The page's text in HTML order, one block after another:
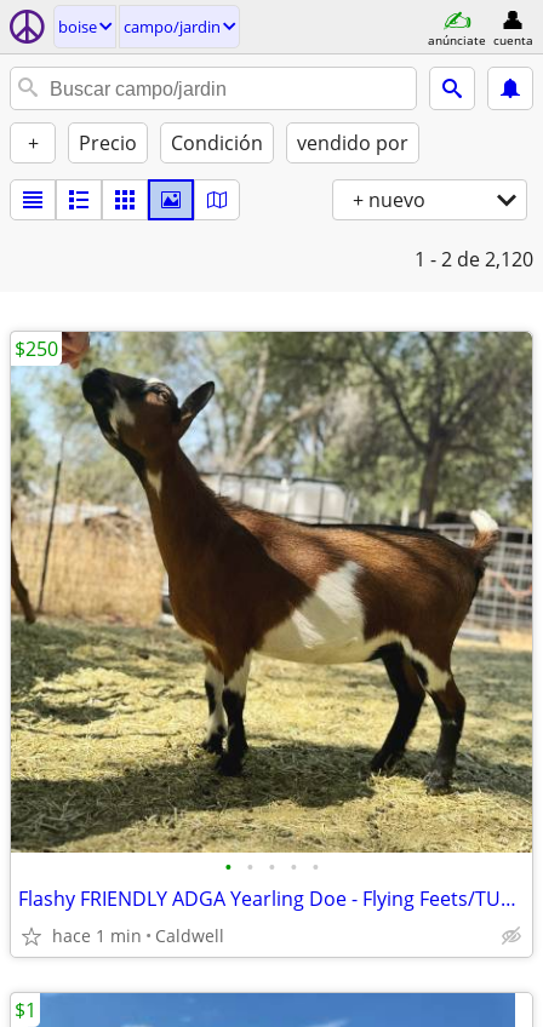
boise campo/jardin
anúnciate cuenta
+ Precio Condición vendido por
+ nuevo
1 - 2 de 2,120
• • • • •
Flashy FRIENDLY ADGA Yearling Doe - Flying Feets/TUA/Almar Acres
hace 1 min Caldwell
$250
$1